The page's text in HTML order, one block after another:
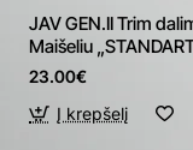
JAV GEN.II Trim
Maišeliu
23.00€
Į krepšelį